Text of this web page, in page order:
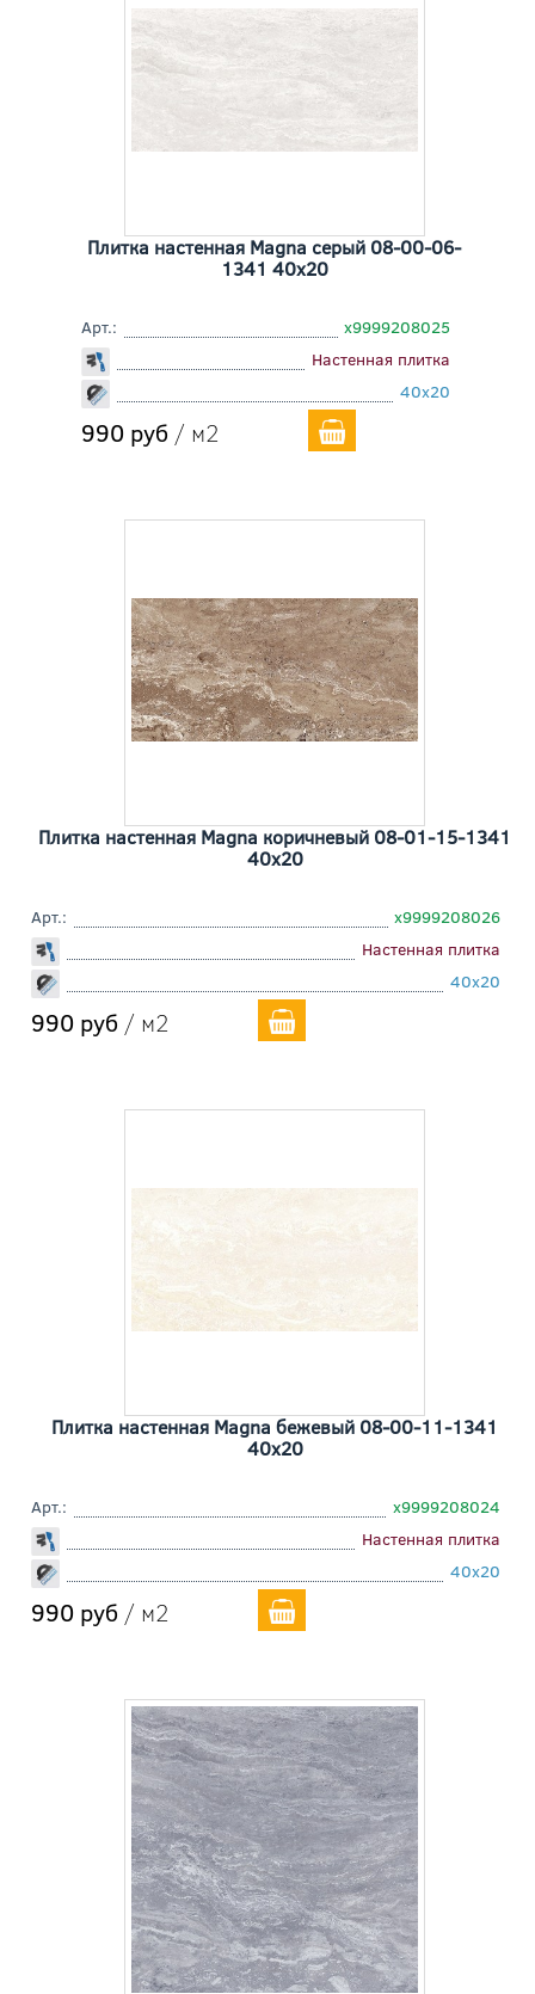
Плитка настенная Magna серый 08-00-06-
1341 40x20
Арт.:
х9999208025
Настенная плитка
40x20
990 руб / м2
Плитка настенная Magna коричневый 08-01-15-1341
40x20
Арт.:
х9999208026
Настенная плитка
40x20
990 руб / м2
Плитка настенная Magna бежевый 08-00-11-1341
40x20
Арт.:
х9999208024
Настенная плитка
40x20
990 руб / м2